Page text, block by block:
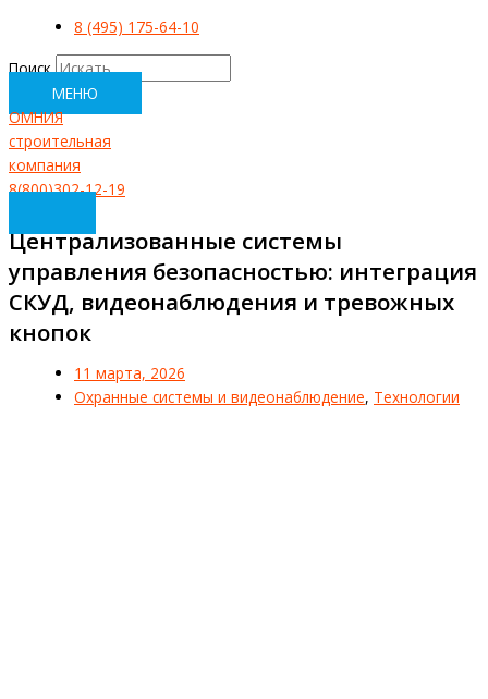
8 (495) 175-64-10
Поиск
МЕНЮ
ОМНИЯ
строительная
компания
8(800)302-12-19
Централизованные системы
управления безопасностью: интеграция
СКУД, видеонаблюдения и тревожных
кнопок
11 марта, 2026
Охранные системы и видеонаблюдение, Технологии